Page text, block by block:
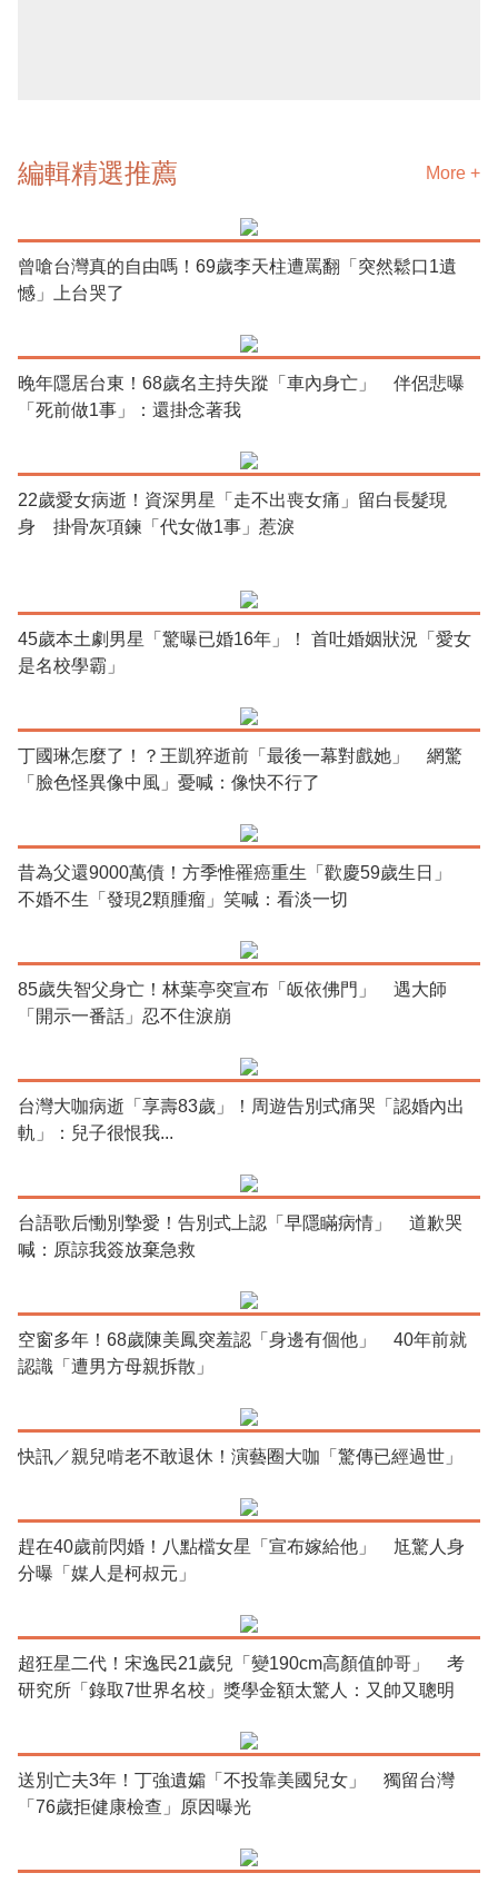
編輯精選推薦 More +
曾嗆台灣真的自由嗎！69歲李天柱遭罵翻「突然鬆口1遺
憾」上台哭了
晚年隱居台東！68歲名主持失蹤「車內身亡」 伴侶悲曝
「死前做1事」：還掛念著我
22歲愛女病逝！資深男星「走不出喪女痛」留白長髮現
身 掛骨灰項鍊「代女做1事」惹淚
45歲本土劇男星「驚曝已婚16年」！ 首吐婚姻狀況「愛女
是名校學霸」
丁國琳怎麼了！？王凱猝逝前「最後一幕對戲她」 網驚
「臉色怪異像中風」憂喊：像快不行了
昔為父還9000萬債！方季惟罹癌重生「歡慶59歲生日」
不婚不生「發現2顆腫瘤」笑喊：看淡一切
85歲失智父身亡！林葉亭突宣布「皈依佛門」 遇大師
「開示一番話」忍不住淚崩
台灣大咖病逝「享壽83歲」！周遊告別式痛哭「認婚內出
軌」：兒子很恨我...
台語歌后慟別摯愛！告別式上認「早隱瞞病情」 道歉哭
喊：原諒我簽放棄急救
空窗多年！68歲陳美鳳突羞認「身邊有個他」 40年前就
認識「遭男方母親拆散」
快訊／親兒啃老不敢退休！演藝圈大咖「驚傳已經過世」
趕在40歲前閃婚！八點檔女星「宣布嫁給他」 尪驚人身
分曝「媒人是柯叔元」
超狂星二代！宋逸民21歲兒「變190cm高顏值帥哥」 考
研究所「錄取7世界名校」獎學金額太驚人：又帥又聰明
送別亡夫3年！丁強遺孀「不投靠美國兒女」 獨留台灣
「76歲拒健康檢查」原因曝光